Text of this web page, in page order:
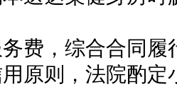
，综合合同履
原则，法院酌